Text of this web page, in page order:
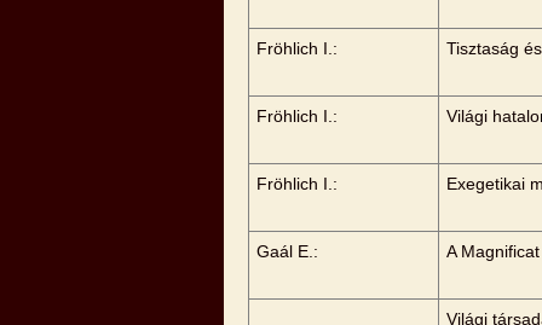
Fröhlich I.: Tisztaság
Fröhlich I.: Világi
Fröhlich I.: Exegetikai
Gaál E.: A
Világi